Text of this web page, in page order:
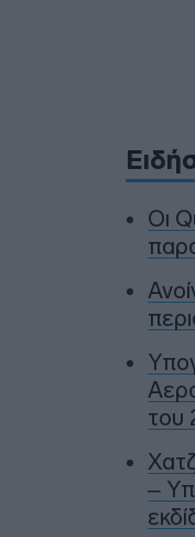
Οι
του
–